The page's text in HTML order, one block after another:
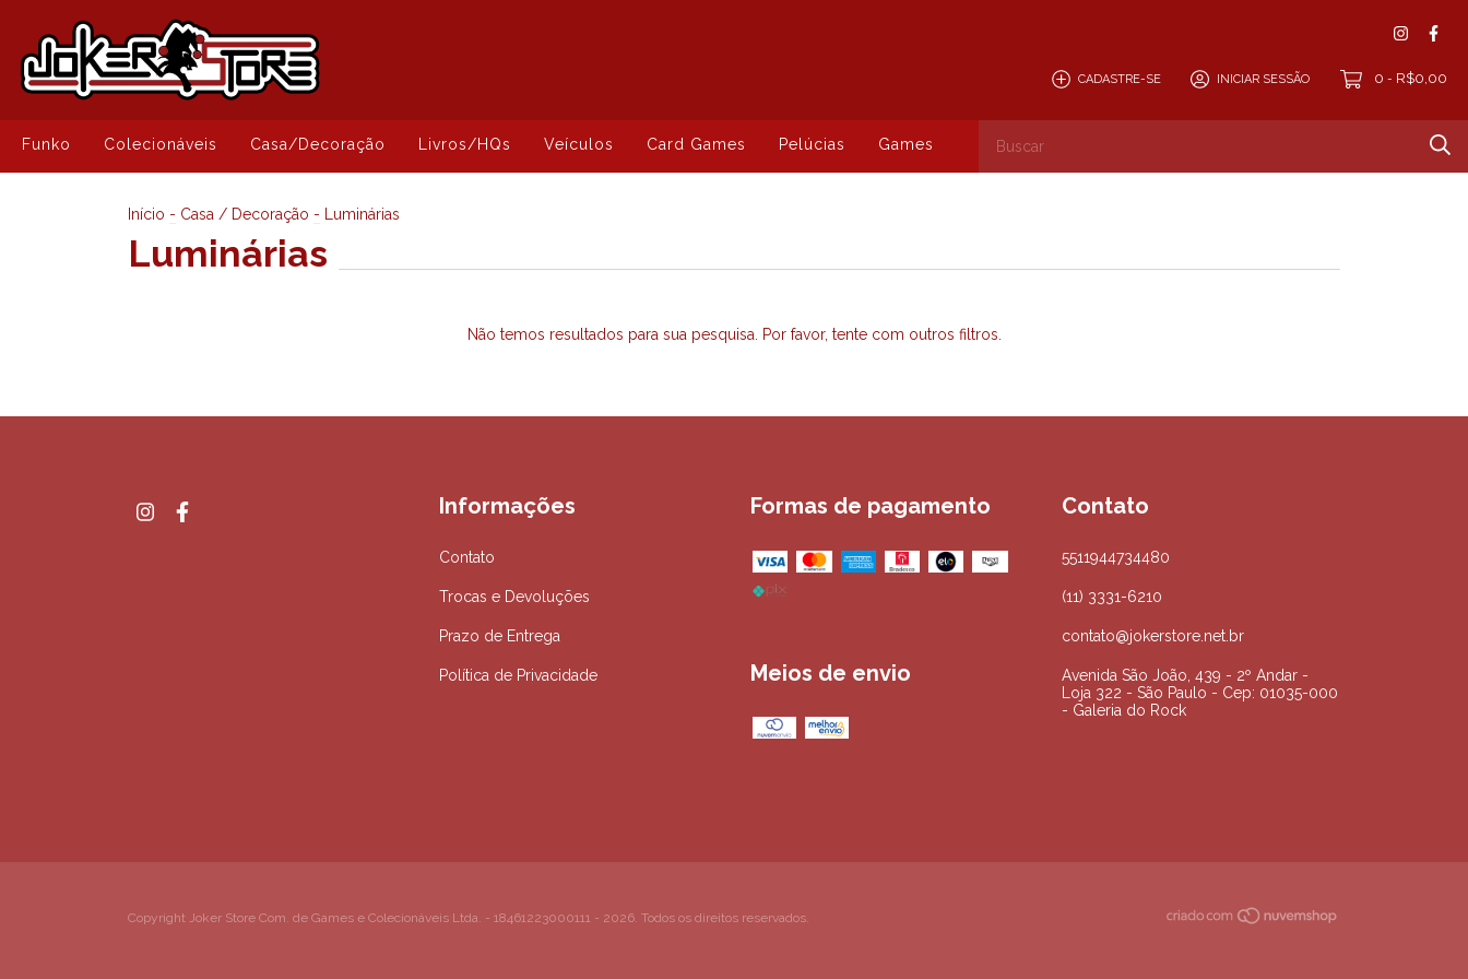
CADASTRE-SE INICIAR SESSÃO 0 - R$0,00
Funko Colecionáveis Casa/Decoração Livros/HQs Veículos Card Games Pelúcias Games
Início - Casa / Decoração - Luminárias
Luminárias
Não temos resultados para sua pesquisa. Por favor, tente com outros filtros.
Informações
Contato
Trocas e Devoluções
Prazo de Entrega
Política de Privacidade
Formas de pagamento
Meios de envio
Contato
5511944734480
(11) 3331-6210
contato@jokerstore.net.br
Avenida São João, 439 - 2º Andar -
Loja 322 - São Paulo - Cep: 01035-000
- Galeria do Rock
Copyright Joker Store Com. de Games e Colecionáveis Ltda. - 18461223000111 - 2026. Todos os direitos reservados.